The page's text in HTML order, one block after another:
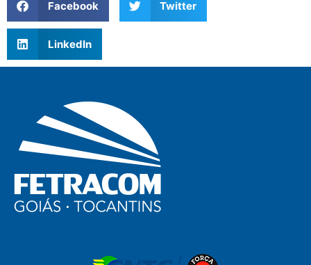
Facebook Twitter
LinkedIn